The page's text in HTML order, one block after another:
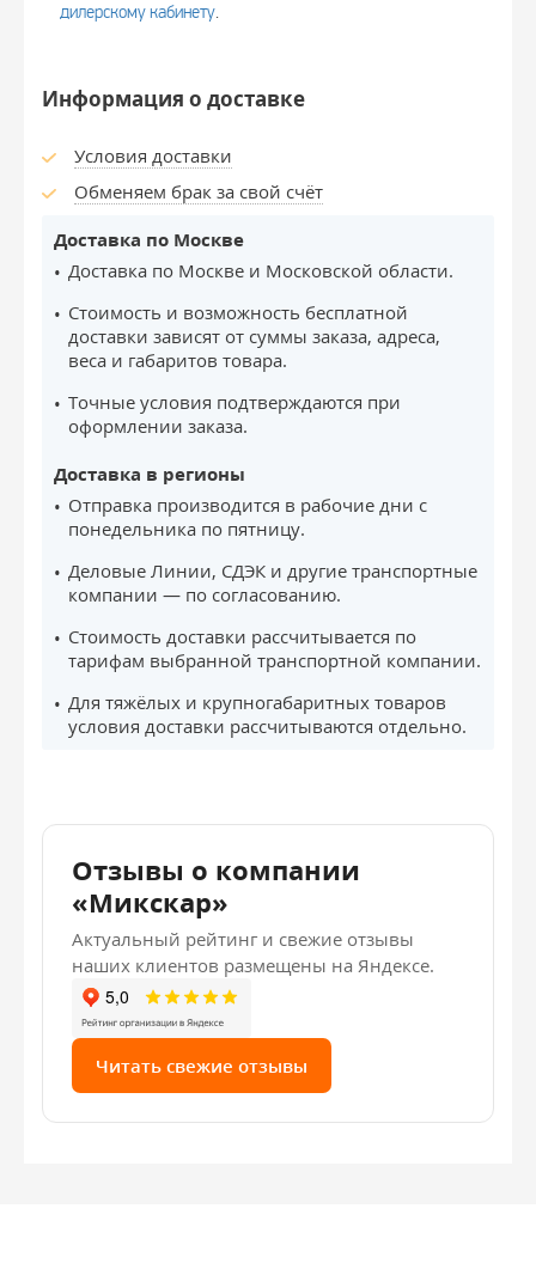
дилерскому кабинету.
Информация о доставке
Условия доставки
Обменяем брак за свой счёт
Доставка по Москве
Доставка по Москве и Московской области.
Стоимость и возможность бесплатной
доставки зависят от суммы заказа, адреса,
веса и габаритов товара.
Точные условия подтверждаются при
оформлении заказа.
Доставка в регионы
Отправка производится в рабочие дни с
понедельника по пятницу.
Деловые Линии, СДЭК и другие транспортные
компании — по согласованию.
Стоимость доставки рассчитывается по
тарифам выбранной транспортной компании.
Для тяжёлых и крупногабаритных товаров
условия доставки рассчитываются отдельно.
Отзывы о компании
«Микскар»
Актуальный рейтинг и свежие отзывы
наших клиентов размещены на Яндексе.
Читать свежие отзывы